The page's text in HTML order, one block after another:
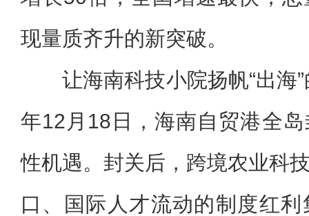
现量质齐升的新突破。
让海南科技小院扬帆“出海
年12月18日，海南自贸港全
性机遇。封关后，跨境农业科
口、国际人才流动的制度红